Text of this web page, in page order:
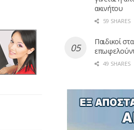
ακινήτου
59 SHARES
Παιδικοί
49 SHARES